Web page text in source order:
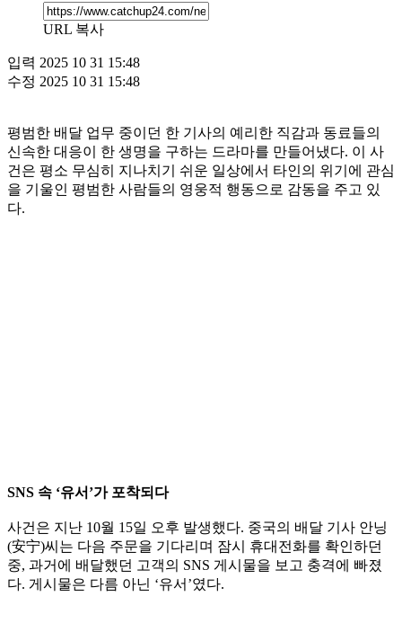
URL 복사
입력 2025 10 31 15:48
수정 2025 10 31 15:48
평범한 배달 업무 중이던 한 기사의 예리한 직감과 동료들의
신속한 대응이 한 생명을 구하는 드라마를 만들어냈다. 이 사
건은 평소 무심히 지나치기 쉬운 일상에서 타인의 위기에 관심
을 기울인 평범한 사람들의 영웅적 행동으로 감동을 주고 있
다.
SNS 속 ‘유서’가 포착되다
사건은 지난 10월 15일 오후 발생했다. 중국의 배달 기사 안닝
(安宁)씨는 다음 주문을 기다리며 잠시 휴대전화를 확인하던
중, 과거에 배달했던 고객의 SNS 게시물을 보고 충격에 빠졌
다. 게시물은 다름 아닌 ‘유서’였다.